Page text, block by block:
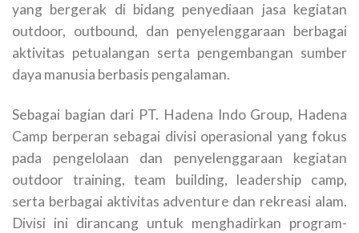
yang bergerak di bidang penyediaan jasa kegiatan
outdoor, outbound, dan penyelenggaraan berbagai
aktivitas petualangan serta pengembangan sumber
daya manusia berbasis pengalaman.
Sebagai bagian dari PT. Hadena Indo Group, Hadena
Camp berperan sebagai divisi operasional yang fokus
pada pengelolaan dan penyelenggaraan kegiatan
outdoor training, team building, leadership camp,
serta berbagai aktivitas adventure dan rekreasi alam.
Divisi ini dirancang untuk menghadirkan program-